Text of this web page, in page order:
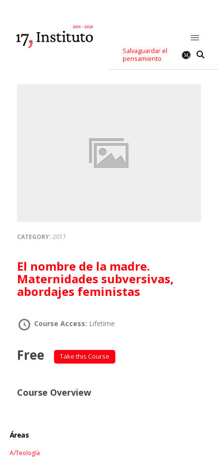
Salvaguardar el
pensamiento
CATEGORY: 2017
El nombre de la madre.
Maternidades subversivas,
abordajes feministas
Course Access: Lifetime
Free Take this Course
Course Overview
Áreas
A/Teología